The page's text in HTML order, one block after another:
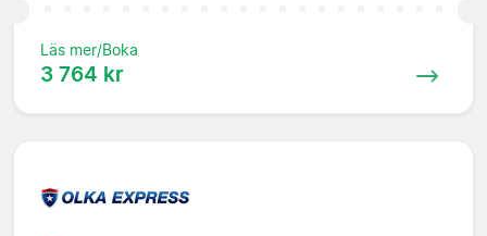
Läs mer/Boka
3 764 kr